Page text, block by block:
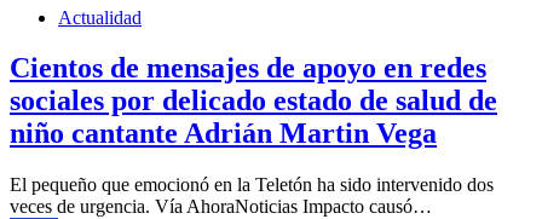
Actualidad
Cientos de mensajes de apoyo en redes
sociales por delicado estado de salud de
niño cantante Adrián Martin Vega
El pequeño que emocionó en la Teletón ha sido intervenido dos
veces de urgencia. Vía AhoraNoticias Impacto causó…